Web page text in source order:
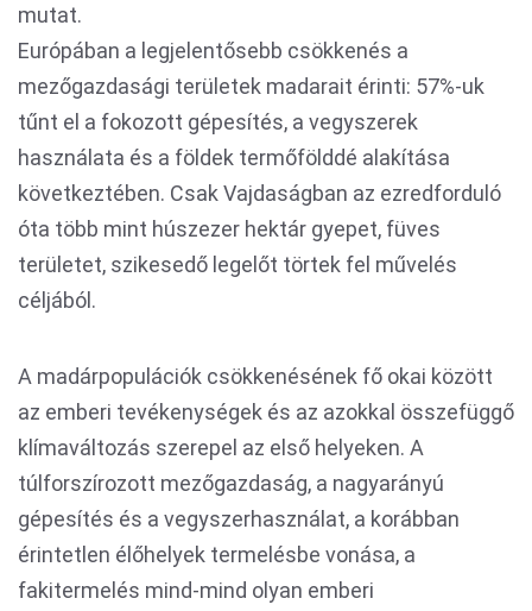
mutat.
Európában a legjelentősebb csökkenés a
mezőgazdasági területek madarait érinti: 57%-uk
tűnt el a fokozott gépesítés, a vegyszerek
használata és a földek termőfölddé alakítása
következtében. Csak Vajdaságban az ezredforduló
óta több mint húszezer hektár gyepet, füves
területet, szikesedő legelőt törtek fel művelés
céljából.
A madárpopulációk csökkenésének fő okai között
az emberi tevékenységek és az azokkal összefüggő
klímaváltozás szerepel az első helyeken. A
túlforszírozott mezőgazdaság, a nagyarányú
gépesítés és a vegyszerhasználat, a korábban
érintetlen élőhelyek termelésbe vonása, a
fakitermelés mind-mind olyan emberi